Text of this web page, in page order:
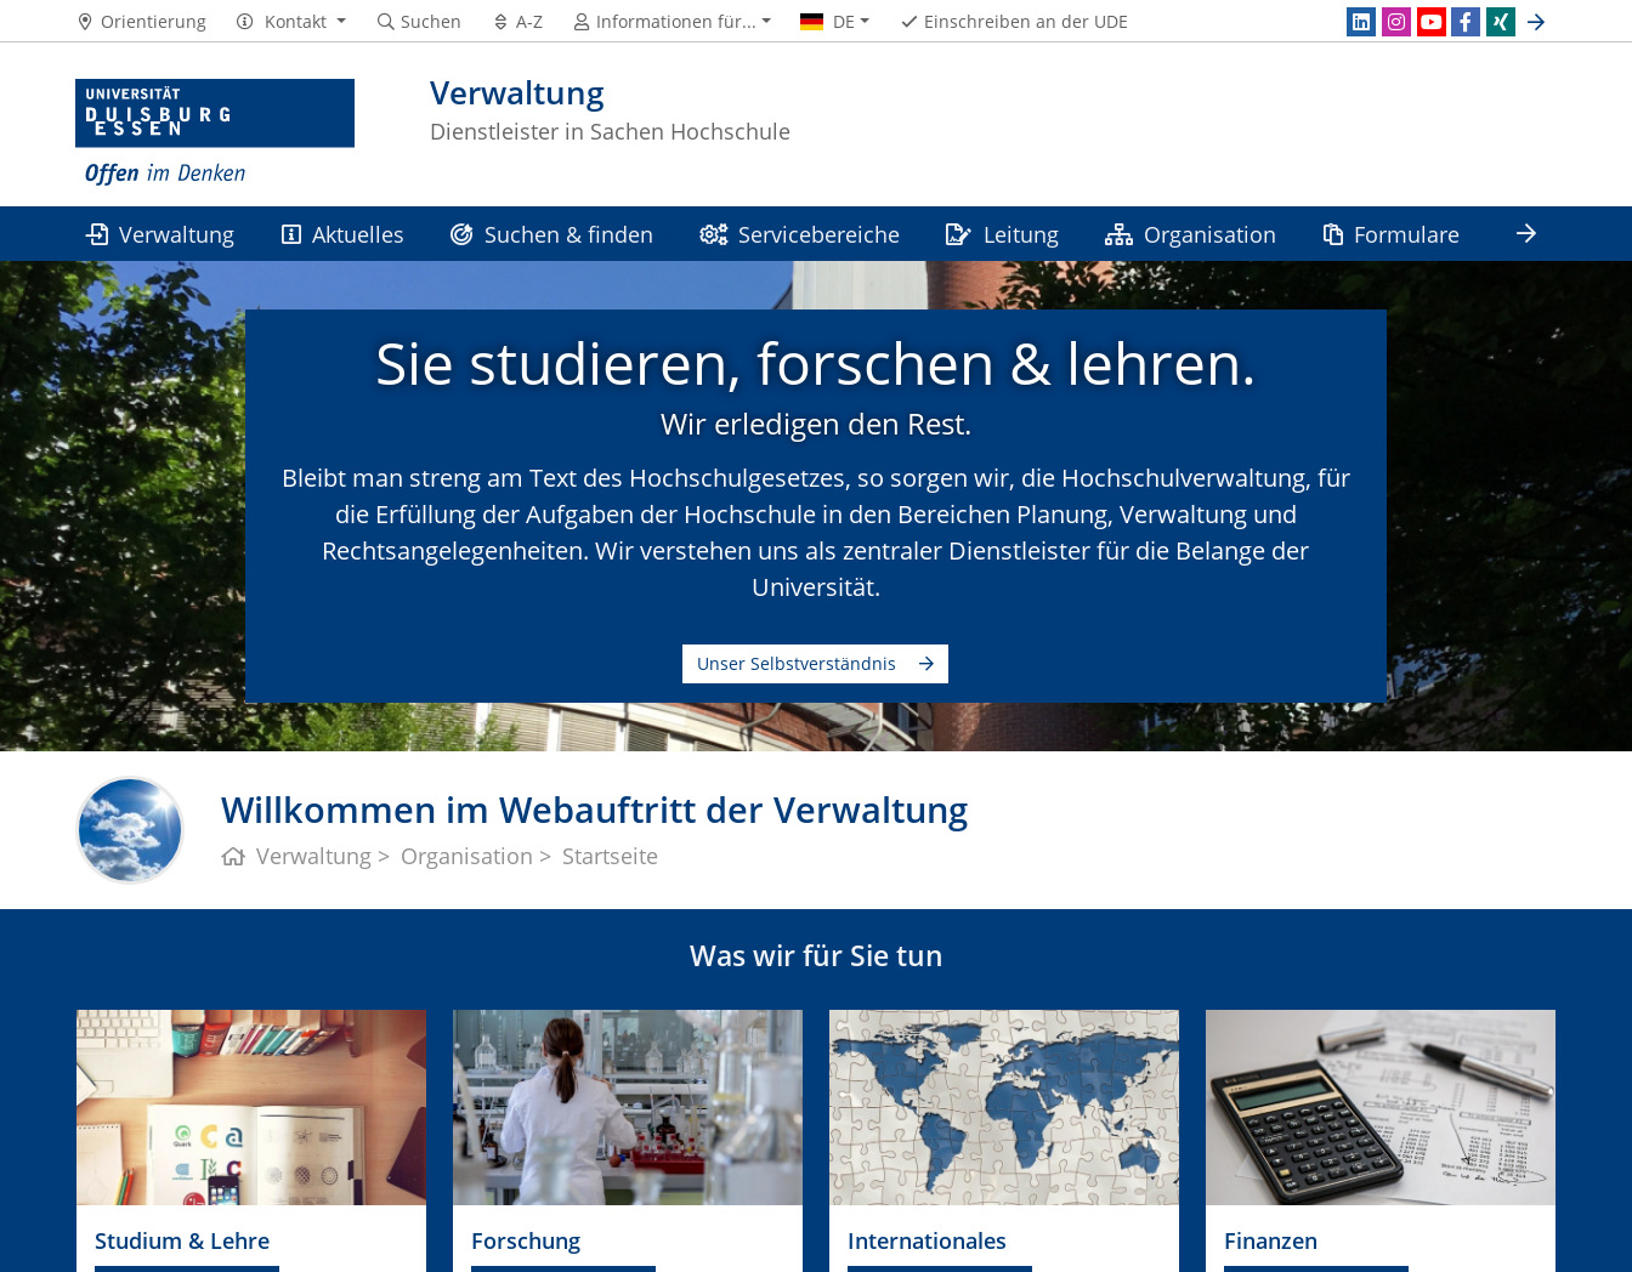
Verwaltung
Dienstleister in Sachen Hochschule
Orientierung Kontakt Suchen A-Z Informationen für... DE Einschreiben an der UDE
Verwaltung Aktuelles Suchen & finden Servicebereiche Leitung Organisation
Formulare
HISQIS Online-Portal
Sie studieren, forschen & lehren.
Wir erledigen den Rest.
Bleibt man streng am Text des Hochschulgesetzes, so sorgen wir, die Hochschulverwaltung, für
die Erfüllung der Aufgaben der Hochschule in den Bereichen Planung, Verwaltung und
Rechtsangelegenheiten. Wir verstehen uns als zentraler Dienstleister für die Belange der
Universität.
Unser Selbstverständnis
Willkommen im Webauftritt der Verwaltung
Verwaltung Organisation Startseite
Was wir für Sie tun
Studium & Lehre Forschung Internationales Finanzen